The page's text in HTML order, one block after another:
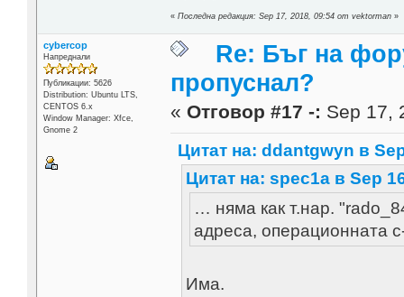
«Последна редакция: Sep 17, 2018, 09:54 от vektorman »
cybercop
Напреднали
Публикации: 5626
Distribution: Ubuntu LTS,
CENTOS 6.x
Window Manager: Xfce,
Gnome 2
Re: Бъг на
пропуснал?
« Отговор #17 -: Sep 17,
Цитат на: ddantgwyn в
Цитат на: spec1a в Sep
… няма как т.нар.
адреса, операционната
Има.